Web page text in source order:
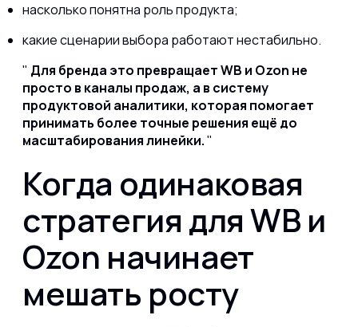
насколько понятна роль продукта;
какие сценарии выбора работают нестабильно.
Для бренда это превращает WB и Ozon не
просто в каналы продаж, а в систему
продуктовой аналитики, которая помогает
принимать более точные решения ещё до
масштабирования линейки.
Когда одинаковая
стратегия для WB и
Ozon начинает
мешать росту